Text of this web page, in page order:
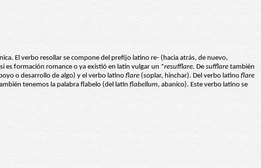
El verbo resollar se compone del prefijo latino re- (hacia atrás, de nuevo,
es formación romance o ya existió en latín vulgar un *resufflare. De sufflare también
o desarrollo de algo) y el verbo latino flare (soplar, hinchar). Del verbo latino flare
tenemos la palabra flabelo (del latín flabellum, abanico). Este verbo latino se